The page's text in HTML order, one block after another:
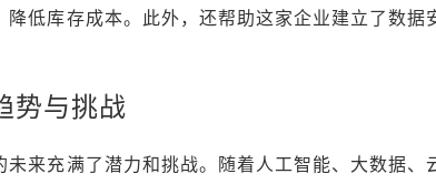
降低库存成本。此外，还帮助这家企业建立了数
势与挑战
未来充满了潜力和挑战。随着人工智能、大数据